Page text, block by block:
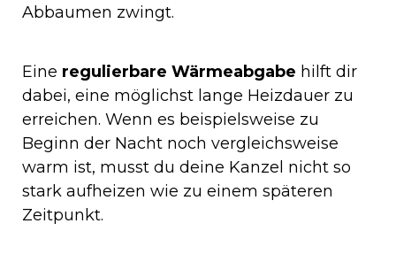
Abbaumen zwingt.
Eine regulierbare Wärmeabgabe hilft dir
dabei, eine möglichst lange Heizdauer zu
erreichen. Wenn es beispielsweise zu
Beginn der Nacht noch vergleichsweise
warm ist, musst du deine Kanzel nicht so
stark aufheizen wie zu einem späteren
Zeitpunkt.